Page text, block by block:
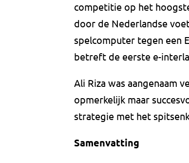
competitie op het
door de Nederlandse
spelcomputer tegen een
betreft de eerste e-
Ali Riza was aangenaam
opmerkelijk maar
strategie met het
Samenvatting